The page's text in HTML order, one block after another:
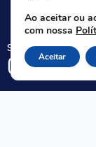
Siga-nos nas
Ao aceitar ou
com nossa
Aceitar